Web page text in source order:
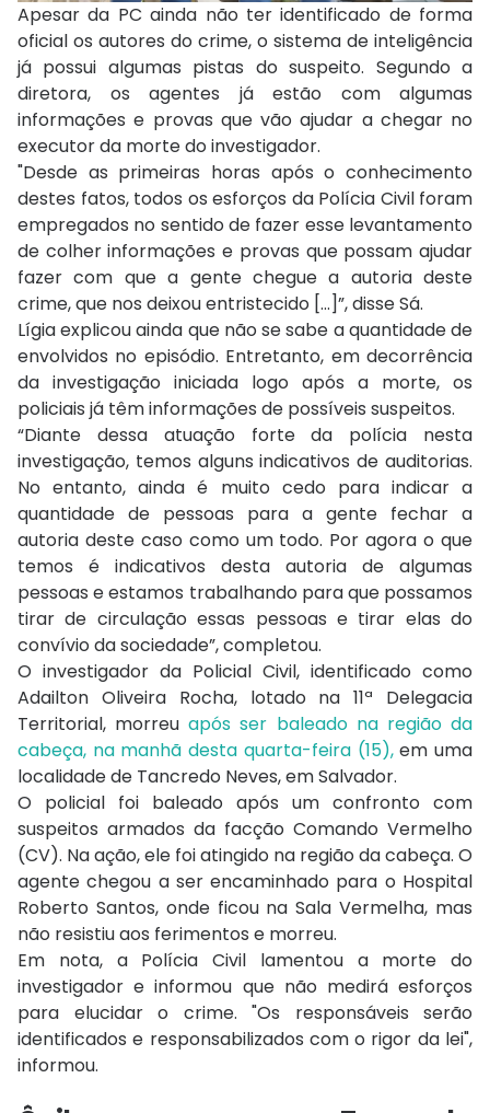
Apesar da PC ainda não ter identificado de forma
oficial os autores do crime, o sistema de inteligência
já possui algumas pistas do suspeito. Segundo a
diretora, os agentes já estão com algumas
informações e provas que vão ajudar a chegar no
executor da morte do investigador.
"Desde as primeiras horas após o conhecimento
destes fatos, todos os esforços da Polícia Civil foram
empregados no sentido de fazer esse levantamento
de colher informações e provas que possam ajudar
fazer com que a gente chegue a autoria deste
crime, que nos deixou entristecido [...]”, disse Sá.
Lígia explicou ainda que não se sabe a quantidade de
envolvidos no episódio. Entretanto, em decorrência
da investigação iniciada logo após a morte, os
policiais já têm informações de possíveis suspeitos.
“Diante dessa atuação forte da polícia nesta
investigação, temos alguns indicativos de auditorias.
No entanto, ainda é muito cedo para indicar a
quantidade de pessoas para a gente fechar a
autoria deste caso como um todo. Por agora o que
temos é indicativos desta autoria de algumas
pessoas e estamos trabalhando para que possamos
tirar de circulação essas pessoas e tirar elas do
convívio da sociedade”, completou.
O investigador da Policial Civil, identificado como
Adailton Oliveira Rocha, lotado na 11ª Delegacia
Territorial, morreuapós ser baleado na região da
cabeça, na manhã desta quarta-feira (15),em uma
localidade de Tancredo Neves, em Salvador.
O policial foi baleado após um confronto com
suspeitos armados da facção Comando Vermelho
(CV). Na ação, ele foi atingido na região da cabeça. O
agente chegou a ser encaminhado para o Hospital
Roberto Santos, onde ficou na Sala Vermelha, mas
não resistiu aos ferimentos e morreu.
Em nota, a Polícia Civil lamentou a morte do
investigador e informou que não medirá esforços
para elucidar o crime. "Os responsáveis serão
identificados e responsabilizados com o rigor da lei",
informou.